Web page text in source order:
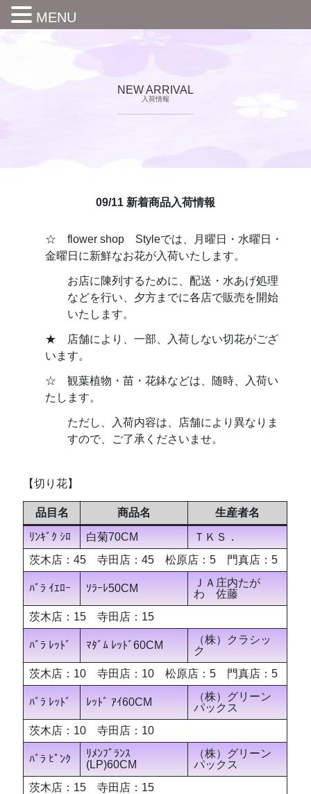
NEW ARRIVAL
入荷情報
09/11 新着商品入荷情報
☆ flower shop Styleでは、月曜日・水曜日・
金曜日に新鮮なお花が入荷いたします。
お店に陳列するために、配送・水あげ処理
などを行い、夕方までに各店で販売を開始
いたします。
★ 店舗により、一部、入荷しない切花がござ
います。
☆ 観葉植物・苗・花鉢などは、随時、入荷い
たします。
ただし、入荷内容は、店舗により異なりま
すので、ご了承くださいませ。
【切り花】
品目名 商品名 生産者名
ﾘﾝｷﾞｸ ｼﾛ 白菊70CM
ＴＫＳ．
茨木店：45 寺田店：45 松原店：5 門真店：5
ﾊﾞﾗ ｲｴﾛｰ ｿﾗｰﾚ50CM
ＪＡ庄内たが
わ 佐藤
茨木店：15 寺田店：15
ﾊﾞﾗ ﾚｯﾄﾞ ﾏﾀﾞﾑ ﾚｯﾄﾞ60CM
（株）クラシッ
ク
茨木店：10 寺田店：10 松原店：5 門真店：5
ﾊﾞﾗ ﾚｯﾄﾞ ﾚｯﾄﾞ ｱｲ60CM
（株）グリーン
パックス
茨木店：10 寺田店：10
ﾊﾞﾗ ﾋﾟﾝｸ
ﾘﾒﾝﾌﾞﾗﾝｽ
(LP)60CM
（株）グリーン
パックス
茨木店：15 寺田店：15
MENU